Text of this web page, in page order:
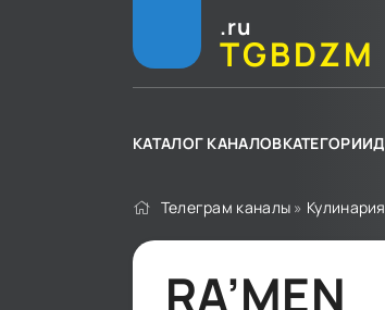
.ru
TGBDZM
КАТАЛОГ КАНАЛОВКАТЕГОРИИ
Телеграм каналы » Кулинария
RA’MEN